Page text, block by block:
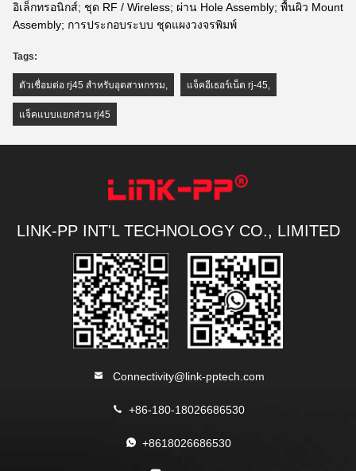
อิเล็กทรอนิกส์; ชุด RF / Wireless; ผ่าน Hole Assembly; พื้นผิว Mount
Assembly; การประกอบระบบ ชุดแผงวงจรพิมพ์
Tags:
ตัวเชื่อมต่อ rj45 สำหรับอุตสาหกรรม, แจ็คอีเธอร์เน็ต rj-45,
แจ็คแบบแยกส่วน rj45
LINK-PP INT'L TECHNOLOGY CO., LIMITED
Connectivity@link-pptech.com
+86-180-18026686530
+8618026686530